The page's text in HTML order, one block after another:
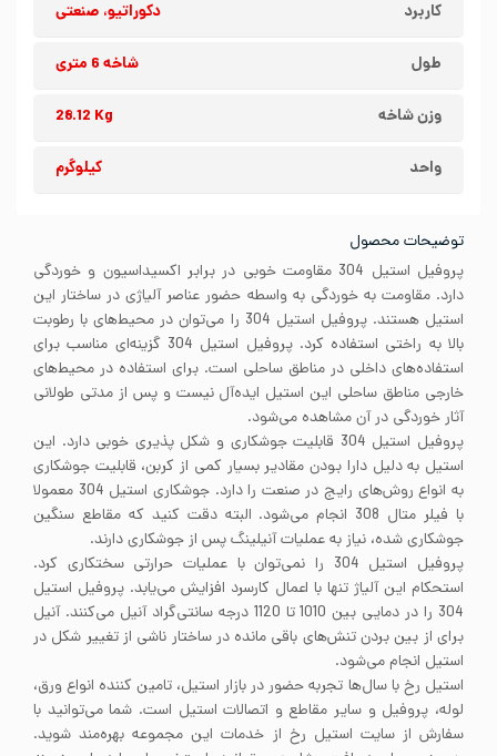
کاربرد دکوراتیو، صنعتی
طول شاخه 6 متری
وزن شاخه 28.12 Kg
واحد کیلوگرم
توضیحات محصول
پروفیل استیل 304 مقاومت خوبی در برابر اکسیداسیون و خوردگی
دارد. مقاومت به خوردگی به واسطه حضور عناصر آلیاژی در ساختار این
استیل هستند. پروفیل استیل 304 را می‌توان در محیط‌های با رطوبت
بالا به راختی استفاده کرد. پروفیل استیل 304 گزینه‌ای مناسب برای
استفاده‌های داخلی در مناطق ساحلی است. برای استفاده در محیط‌های
خارجی مناطق ساحلی این استیل ایده‌آل نیست و پس از مدتی طولانی
آثار خوردگی در آن مشاهده می‌شود.
پروفیل استیل 304 قابلیت جوشکاری و شکل پذیری خوبی دارد. این
استیل به دلیل دارا بودن مقادیر بسیار کمی از کربن، قابلیت جوشکاری
به انواع روش‌های رایج در صنعت را دارد. جوشکاری استیل 304 معمولا
با فیلر متال 308 انجام می‌شود. البته دقت کنید که مقاطع سنگین
جوشکاری شده، نیاز به عملیات آنیلینگ پس از جوشکاری دارند.
پروفیل استیل 304 را نمی‌توان با عملیات حرارتی سختکاری کرد.
استحکام این آلیاژ تنها با اعمال کارسرد افزایش می‌یابد. پروفیل استیل
304 را در دمایی بین 1010 تا 1120 درجه سانتی‌گراد آنیل می‌کنند. آنیل
برای از بین بردن تنش‌های باقی مانده در ساختار ناشی از تغییر شکل در
استیل انجام می‌شود.
استیل رخ با سال‌ها تجربه حضور در بازار استیل، تامین کننده انواع ورق،
لوله، پروفیل و سایر مقاطع و اتصالات استیل است. شما می‌توانید با
سفارش از سایت استیل رخ از خدمات این مجموعه بهره‌مند شوید.